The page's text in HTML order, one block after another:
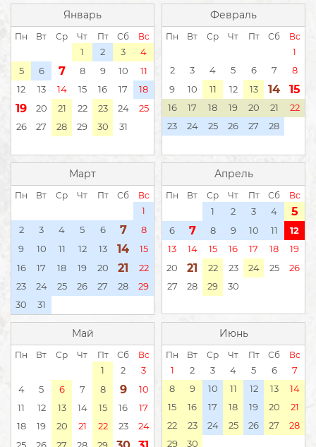
Январь
Пн Вт Ср Чт Пт Сб Вс
1 2 3
4
5
6 7 8 9 10
11
12
13 14 15 16 17 18
19 20 21 22 23 24
25
26
27 28 29 30 31
Февраль
Пн Вт Ср Чт Пт Сб Вс
1
2
3 4 5 6 7
8
9
10 11 12 13 14 15
16 17 18 19 20 21
22
23
24 25 26 27 28
Март
Пн Вт Ср Чт Пт Сб Вс
1
2
3 4 5 6 7
8
9
10 11 12 13 14
15
16
17 18 19 20 21
22
23
24 25 26 27 28
29
30
31
Апрель
Пн Вт Ср Чт Пт Сб Вс
1 2 3 4 5
6 7 8 9 10 11
12
13
14 15 16 17 18
19
20
21 22 23 24 25
26
27
28 29 30
Май
Пн Вт Ср Чт Пт Сб Вс
1 2
3
4
5 6 7 8 9
10
11
12 13 14 15 16
17
18
19 20 21 22 23
24
Июнь
Пн Вт Ср Чт Пт Сб Вс
1 2 3 4 5 6
7
8
9 10 11 12 13
14
15
16 17 18 19 20
21
22
23 24 25 26 27
28
29
30